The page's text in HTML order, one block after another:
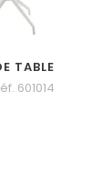
TABLE
601014